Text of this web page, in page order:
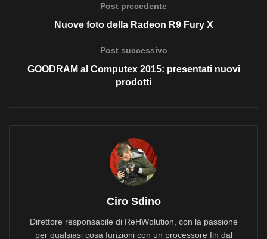
Post precedente
Nuove foto della Radeon R9 Fury X
Post successivo
GOODRAM al Computex 2015: presentati nuovi
prodotti
Ciro Sdino
Direttore responsabile di ReHWolution, con la passione
per qualsiasi cosa funzioni con un processore fin dal